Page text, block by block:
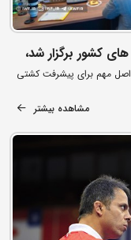
کشور برگزار شد،
دبیر: برگزاری اردوها، مسابقات و دانش افزایی مربیان، 3 اصل مهم برای پیشرفت کشتی
مشاهده بیشتر